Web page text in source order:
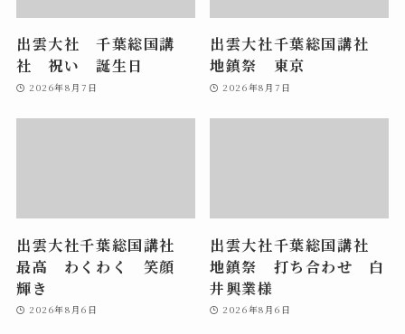
出雲大社 千葉総国講
社 祝い 誕生日
2026年8月7日
出雲大社千葉総国講社
地鎮祭 東京
2026年8月7日
出雲大社千葉総国講社
最高 わくわく 笑顔
輝き
2026年8月6日
出雲大社千葉総国講社
地鎮祭 打ち合わせ 白
井興業様
2026年8月6日